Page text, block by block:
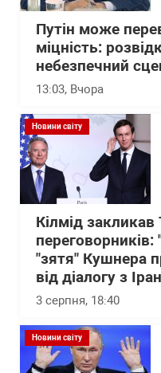
Путін може
міцність:
небезпечний
13:03, Вчора
Новини світу
Кілмід
переговорників:
"зятя" Кушнера
від діалогу з
3 серпня, 18:40
Новини світу